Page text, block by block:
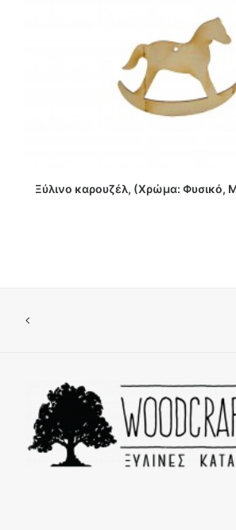
ΔΙΑΒΑΣΤΕ ΠΕΡΙΣΣΟΤΕΡΑ
Ξύλινο καρουζέλ, (Χρώμα: Φυσικό,